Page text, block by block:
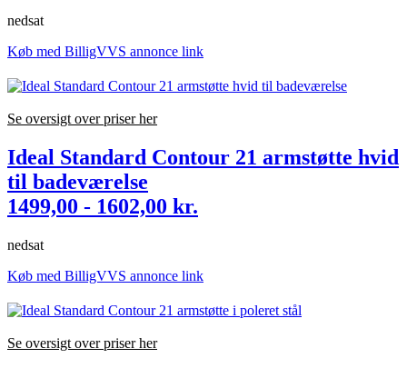
nedsat
Køb med BilligVVS annonce link
Se oversigt over priser her
Ideal Standard Contour 21 armstøtte hvid
til badeværelse
1499,00 - 1602,00 kr.
nedsat
Køb med BilligVVS annonce link
Se oversigt over priser her